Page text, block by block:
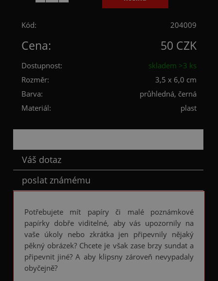
Kód: 204009
Cena: 50 CZK
Dostupnost:
skladem >3 ks
Rozměr:
3,5 x 6,0 cm
Barva:
průhledná, černá
Materiál:
plast
Váš dotaz
poslat známému
Potřebujete mít papíry či malé poznámkové
papírky dobře viditelné, aby vás upozornily na
vaše úkoly nebo zkrátka jen připevnily nějaký
pěkný obrázek? Chcete je však zase brzy sundat a
připevnit jiné? A aby klipsny zároveň nevypadaly
obyčejně?